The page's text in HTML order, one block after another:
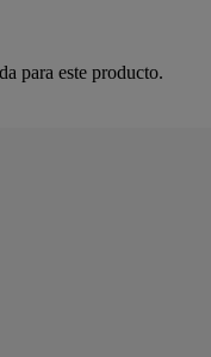
para este producto.